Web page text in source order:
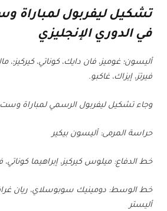
تشكيل ليفربول لمباراة
في الدوري الإنجليزي
أليسون؛ غوميز، فان دايك، كوناتي،
فيرتز، إيزاك، غاكبو.
وجاء تشكيل ليفربول الرسمي لمباراة وست
حراسة المرمى: أليسون بيكير
خط الدفاع: ميلوس كيركيز، إبراهيما
خط الوسط: دومينيك سوبوسلاي، ريان
أليستر